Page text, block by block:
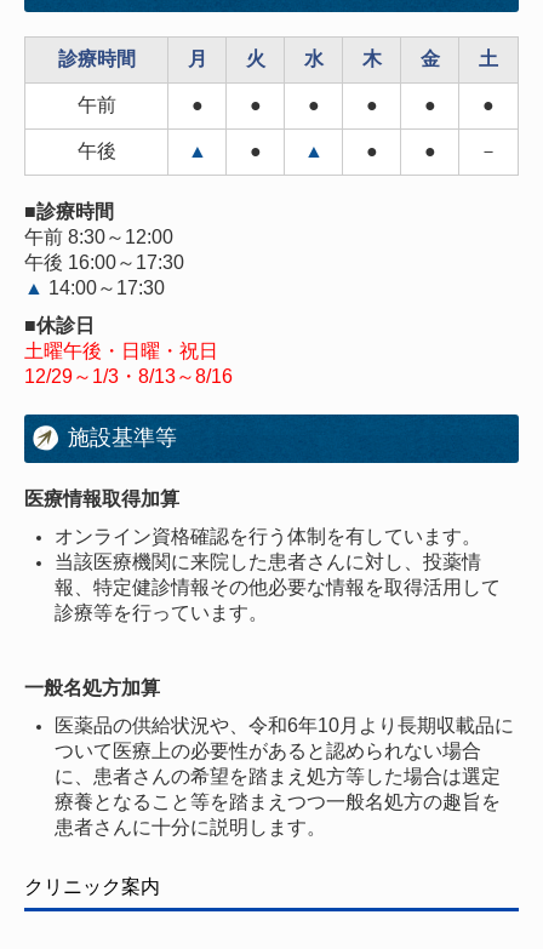
クリニック案内
診療時間 月 火 水 木 金 土
午前 ● ● ● ● ● ●
午後 ▲ ● ▲ ● ● －
■診療時間
午前 8:30～12:00
午後 16:00～17:30
▲ 14:00～17:30
■休診日
土曜午後・日曜・祝日
12/29～1/3・8/13～8/16
施設基準等
医療情報取得加算
オンライン資格確認を行う体制を有しています。
当該医療機関に来院した患者さんに対し、投薬情
報、特定健診情報その他必要な情報を取得活用して
診療等を行っています。
一般名処方加算
医薬品の供給状況や、令和6年10月より長期収載品に
ついて医療上の必要性があると認められない場合
に、患者さんの希望を踏まえ処方等した場合は選定
療養となること等を踏まえつつ一般名処方の趣旨を
患者さんに十分に説明します。